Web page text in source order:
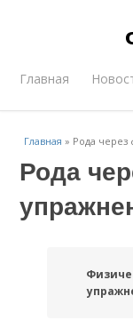
Главная
Главная » Рода через
Рода